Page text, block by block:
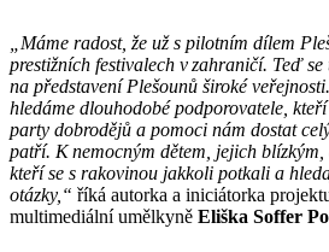
„Máme radost, že už s pilotním dílem
prestižních festivalech v zahraničí. Teď se
na představení Plešounů široké
hledáme dlouhodobé podporovatele,
party dobrodějů a pomoci nám dostat
patří. K nemocným dětem, jejich blízkým,
kteří se s rakovinou jakkoli potkali a
otázky,“ říká autorka a iniciátorka
multimediální umělkyně Eliška Soffer